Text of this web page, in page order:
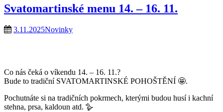
Svatomartinské menu 14. – 16. 11.
3.11.2025Novinky
Co nás čeká o víkendu 14. – 16. 11.?
Bude to tradiční SVATOMARTINSKÉ POHOŠTĚNÍ 🤩.
Pochutnáte si na tradičních pokrmech, kterými budou husí i kachní
stehna, prsa, kaldoun atd. 🪿